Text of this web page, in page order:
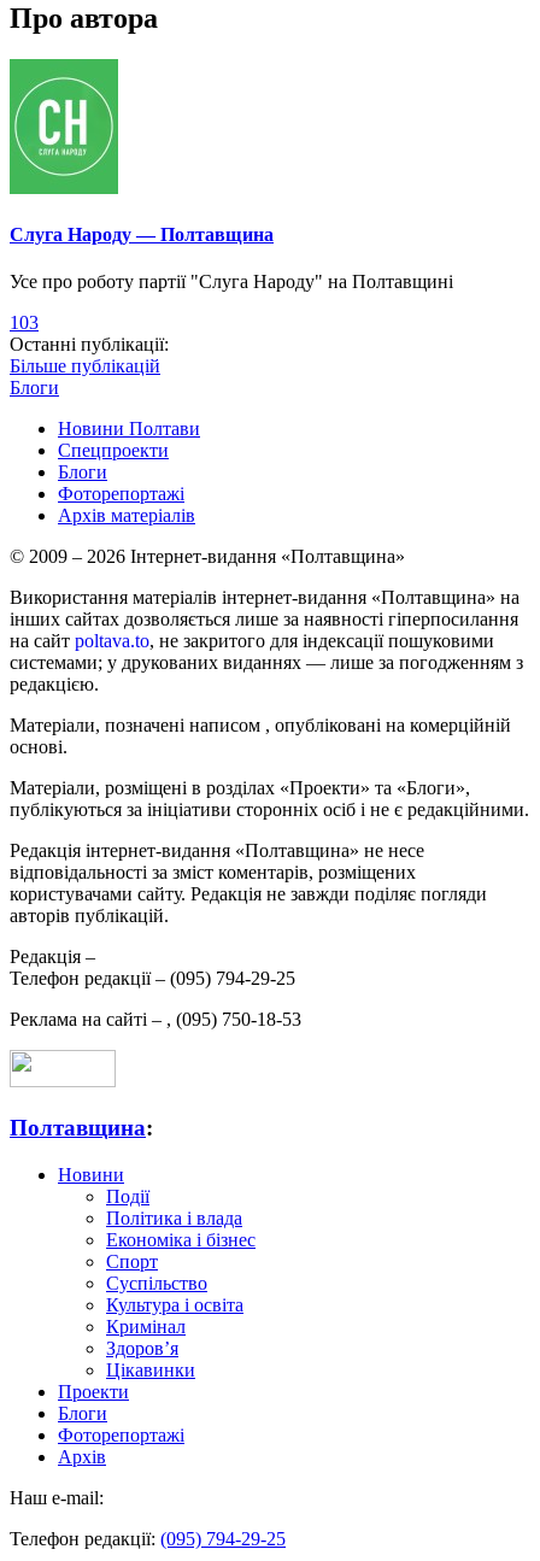
Про автора
Слуга Народу — Полтавщина
Усе про роботу партії "Слуга Народу" на Полтавщині
103
Останні публікації:
Більше публікацій
Блоги
Новини Полтави
Спецпроекти
Блоги
Фоторепортажі
Архів матеріалів
© 2009 – 2026 Інтернет-видання «Полтавщина»
Використання матеріалів інтернет-видання «Полтавщина» на
інших сайтах дозволяється лише за наявності гіперпосилання
на сайт poltava.to, не закритого для індексації пошуковими
системами; у друкованих виданнях — лише за погодженням з
редакцією.
Матеріали, позначені написом , опубліковані на комерційній
основі.
Матеріали, розміщені в розділах «Проекти» та «Блоги»,
публікуються за ініціативи сторонніх осіб і не є редакційними.
Редакція інтернет-видання «Полтавщина» не несе
відповідальності за зміст коментарів, розміщених
користувачами сайту. Редакція не завжди поділяє погляди
авторів публікацій.
Редакція –
Телефон редакції – (095) 794-29-25
Реклама на сайті – , (095) 750-18-53
Полтавщина:
Новини
Події
Політика і влада
Економіка і бізнес
Спорт
Суспільство
Культура і освіта
Кримінал
Здоров’я
Цікавинки
Проекти
Блоги
Фоторепортажі
Архів
Наш e-mail:
Телефон редакції: (095) 794-29-25